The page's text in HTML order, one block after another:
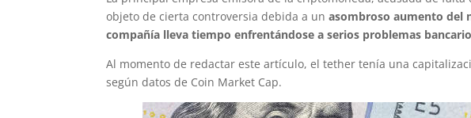
objeto de cierta controversia debida a un asombroso aumento del
compañía lleva tiempo enfrentándose a serios problemas
Al momento de redactar este artículo, el tether tenía una
según datos de Coin Market Cap.